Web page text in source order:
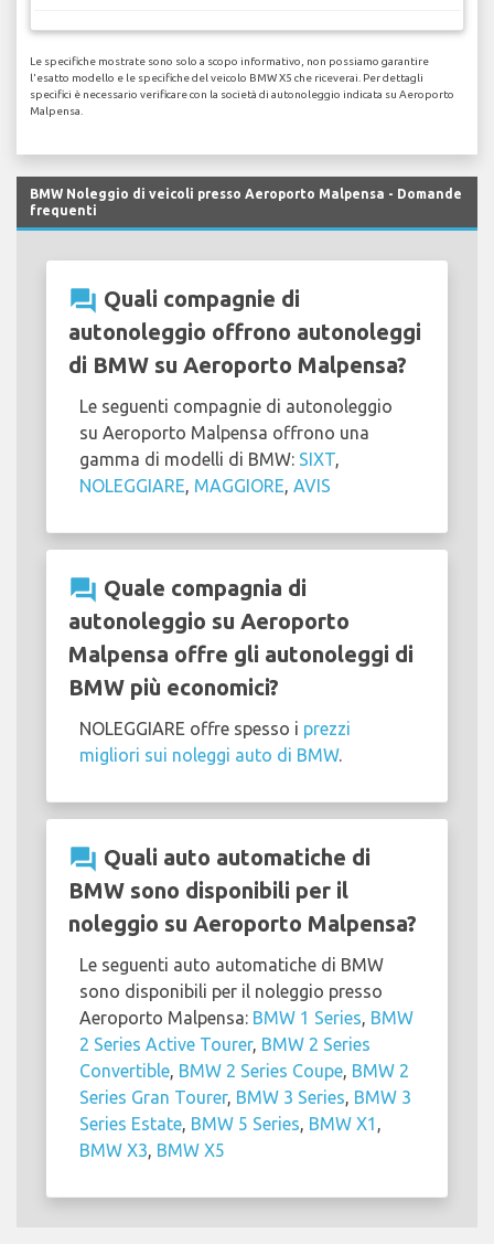
Le specifiche mostrate sono solo a scopo informativo, non possiamo garantire
l'esatto modello e le specifiche del veicolo BMW X5 che riceverai. Per dettagli
specifici è necessario verificare con la società di autonoleggio indicata su Aeroporto
Malpensa.
BMW Noleggio di veicoli presso Aeroporto Malpensa - Domande
frequenti
question_answer Quali compagnie di
autonoleggio offrono autonoleggi
di BMW su Aeroporto Malpensa?
Le seguenti compagnie di autonoleggio
su Aeroporto Malpensa offrono una
gamma di modelli di BMW: SIXT,
NOLEGGIARE, MAGGIORE, AVIS
question_answer Quale compagnia di
autonoleggio su Aeroporto
Malpensa offre gli autonoleggi di
BMW più economici?
NOLEGGIARE offre spesso i prezzi
migliori sui noleggi auto di BMW.
question_answer Quali auto automatiche di
BMW sono disponibili per il
noleggio su Aeroporto Malpensa?
Le seguenti auto automatiche di BMW
sono disponibili per il noleggio presso
Aeroporto Malpensa: BMW 1 Series, BMW
2 Series Active Tourer, BMW 2 Series
Convertible, BMW 2 Series Coupe, BMW 2
Series Gran Tourer, BMW 3 Series, BMW 3
Series Estate, BMW 5 Series, BMW X1 ,
BMW X3, BMW X5